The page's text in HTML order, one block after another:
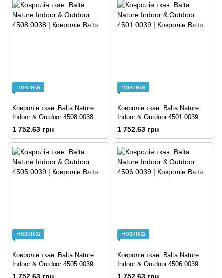
Новинка
Ковролін ткан. Balta Nature
Indoor & Outdoor 4508 0038
1 752.63 грн
Новинка
Ковролін ткан. Balta Nature
Indoor & Outdoor 4501 0039
1 752.63 грн
Новинка
Ковролін ткан. Balta Nature
Indoor & Outdoor 4505 0039
1 752.63 грн
Новинка
Ковролін ткан. Balta Nature
Indoor & Outdoor 4506 0039
1 752.63 грн